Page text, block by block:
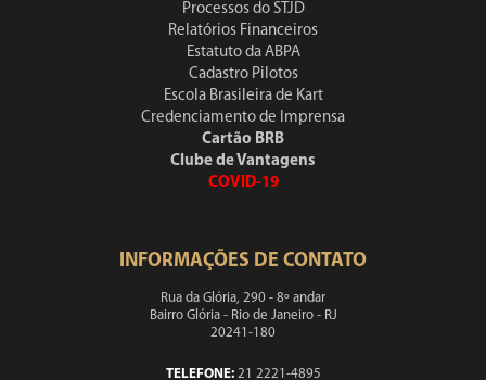
Processos do STJD
Relatórios Financeiros
Estatuto da ABPA
Cadastro Pilotos
Escola Brasileira de Kart
Credenciamento de Imprensa
Cartão BRB
Clube de Vantagens
COVID-19
INFORMAÇÕES DE CONTATO
Rua da Glória, 290 - 8º andar
Bairro Glória - Rio de Janeiro - RJ
20241-180
TELEFONE:21 2221-4895